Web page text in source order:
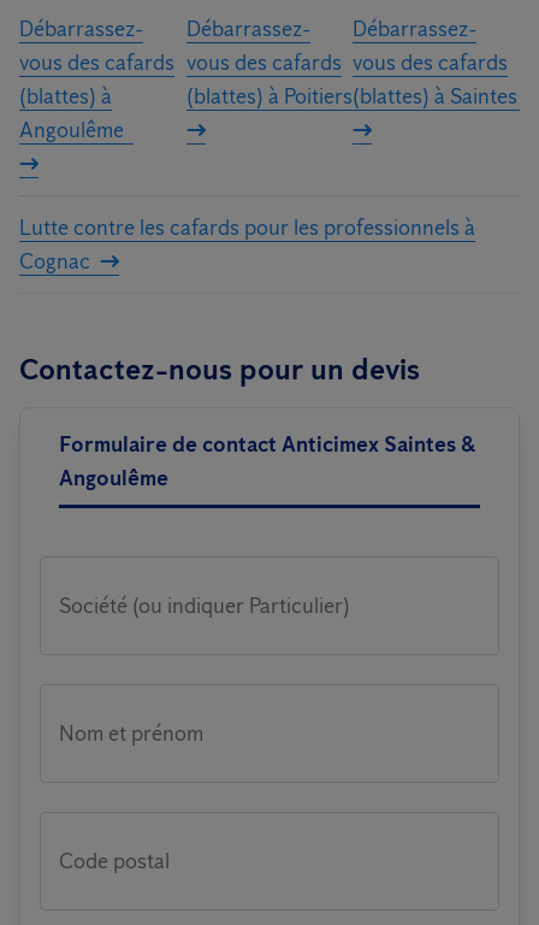
Débarrassez-
vous des cafards
(blattes) à
Angoulême
Débarrassez-
vous des cafards
(blattes) à Poitiers
Débarrassez-
vous des cafards
(blattes) à Saintes
Lutte contre les cafards pour les professionnels à
Cognac
Contactez-nous pour un devis
Formulaire de contact Anticimex Saintes &
Angoulême
Société (ou indiquer Particulier)
Nom et prénom
Code postal